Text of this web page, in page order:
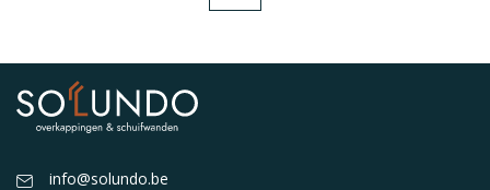
info@solundo.be